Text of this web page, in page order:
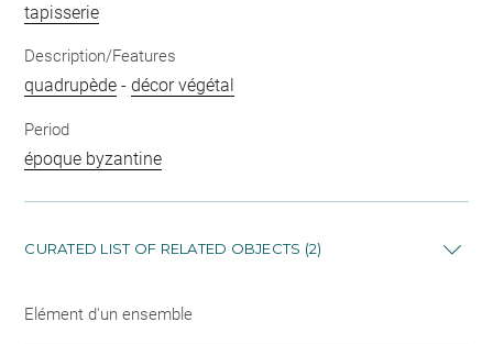
tapisserie
Description/Features
quadrupède -décor végétal
Period
époque byzantine
CURATED LIST OF RELATED OBJECTS (2)
Elément d'un ensemble